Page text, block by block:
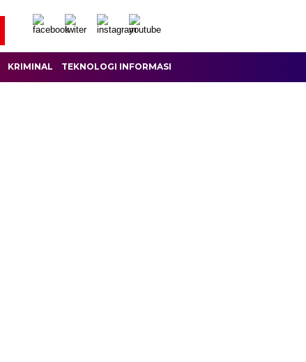
KRIMINAL TEKNOLOGI INFORMASI